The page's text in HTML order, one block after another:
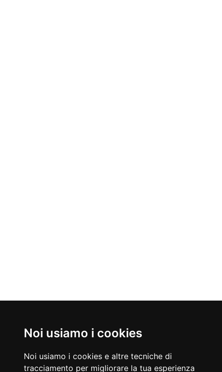
Noi usiamo i cookies
Noi usiamo i cookies e altre tecniche di
tracciamento per migliorare la tua esperienza
Nati Oggi
Nigel Mansell
Pilota automobilistico britannico
Dino De Laurentiis
Produttore cinematografico